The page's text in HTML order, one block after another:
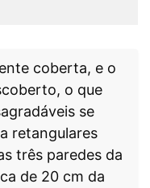
coberta, e o
o que
se
retangulares
três paredes da
de 20 cm da